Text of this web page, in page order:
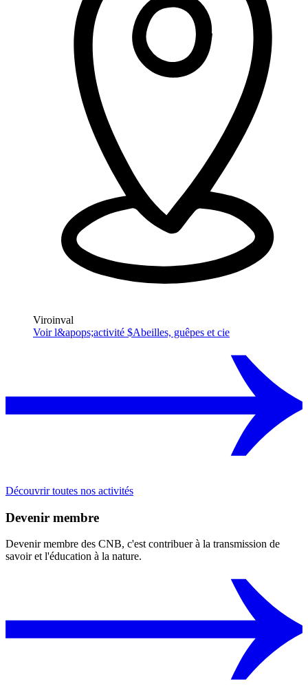
Viroinval
Voir l&apops;activité $Abeilles, guêpes et cie
Découvrir toutes nos activités
Devenir membre
Devenir membre des CNB, c'est contribuer à la transmission de
savoir et l'éducation à la nature.